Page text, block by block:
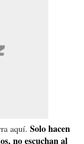
aquí. Solo hacen
no escuchan al